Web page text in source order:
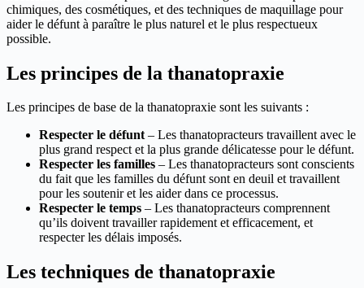
chimiques, des cosmétiques, et des techniques de maquillage pour
aider le défunt à paraître le plus naturel et le plus respectueux
possible.
Les principes de la thanatopraxie
Les principes de base de la thanatopraxie sont les suivants :
Respecter le défunt– Les thanatopracteurs travaillent avec le
plus grand respect et la plus grande délicatesse pour le défunt.
Respecter les familles – Les thanatopracteurs sont conscients
du fait que les familles du défunt sont en deuil et travaillent
pour les soutenir et les aider dans ce processus.
Respecter le temps – Les thanatopracteurs comprennent
qu’ils doivent travailler rapidement et efficacement, et
respecter les délais imposés.
Les techniques de thanatopraxie